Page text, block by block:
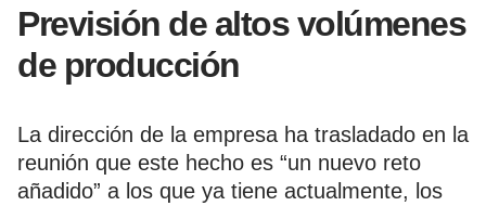
Previsión de altos volúmenes
de producción
La dirección de la empresa ha trasladado en la
reunión que este hecho es “un nuevo reto
añadido” a los que ya tiene actualmente, los